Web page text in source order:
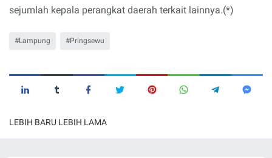
sejumlah kepala perangkat daerah terkait lainnya.(*)
Lampung Pringsewu
LEBIH BARU LEBIH LAMA